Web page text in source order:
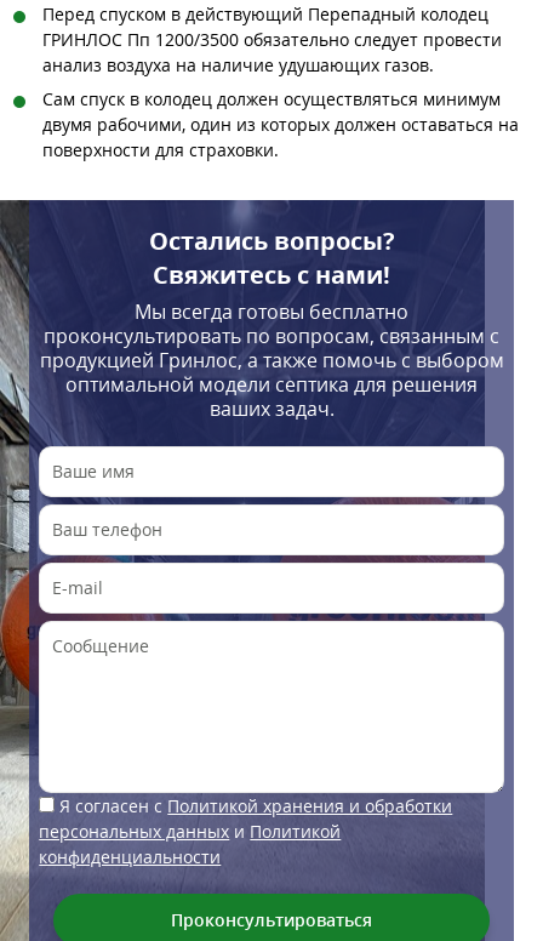
Перед спуском в действующий Перепадный колодец
ГРИНЛОС Пп 1200/3500 обязательно следует провести
анализ воздуха на наличие удушающих газов.
Сам спуск в колодец должен осуществляться минимум
двумя рабочими, один из которых должен оставаться на
поверхности для страховки.
Остались вопросы?
Свяжитесь с нами!
Мы всегда готовы бесплатно
проконсультировать по вопросам, связанным с
продукцией Гринлос, а также помочь с выбором
оптимальной модели септика для решения
ваших задач.
Я согласен с Политикой хранения и обработки
персональных данных и Политикой
конфиденциальности